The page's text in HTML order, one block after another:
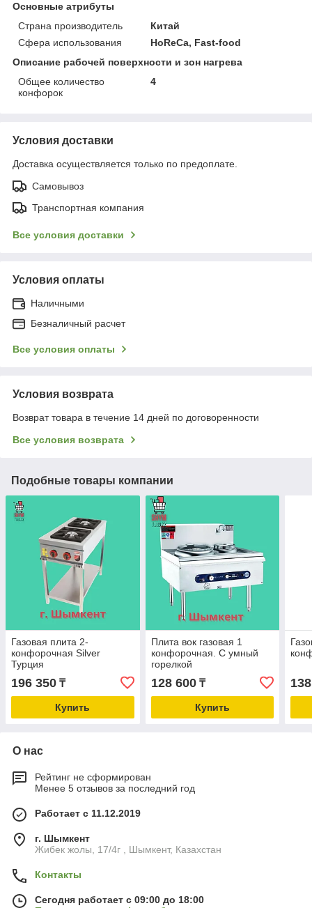
Основные атрибуты
Страна производитель
Китай
Сфера использования
HoReCa, Fast-food
Описание рабочей поверхности и зон нагрева
Общее количество
конфорок
4
Условия доставки
Доставка осуществляется только по предоплате.
Самовывоз
Транспортная компания
Все условия доставки
Условия оплаты
Наличными
Безналичный расчет
Все условия оплаты
Условия возврата
Возврат товара в течение 14 дней по договоренности
Все условия возврата
Подобные товары компании
Газовая плита 2-
конфорочная Silver
Турция
196 350 ₸
Купить
Плита вок газовая 1
конфорочная. С умный
горелкой
128 600₸
Купить
О нас
Рейтинг не сформирован
Менее 5 отзывов за последний год
Работает с 11.12.2019
г. Шымкент
Жибек жолы, 17/4г , Шымкент, Казахстан
Контакты
Сегодня работает с 09:00 до 18:00